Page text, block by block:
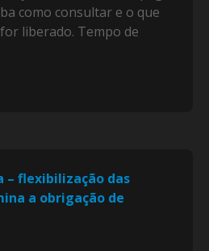
como consultar e o que
liberado. Tempo de
flexibilização das
a obrigação de